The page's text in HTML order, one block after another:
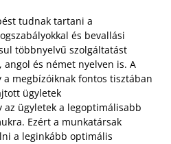
tudnak tartani a
és bevallási
többnyelvű szolgáltatást
és német nyelven is. A
megbízóiknak fontos tisztában
ügyletek
az ügyletek a legoptimálisabb
Ezért a munkatársak
a leginkább optimális